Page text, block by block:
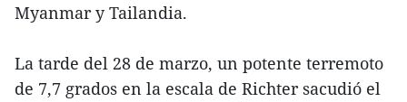
Myanmar y Tailandia.
La tarde del 28 de marzo, un potente terremoto
de 7,7 grados en la escala de Richter sacudió el